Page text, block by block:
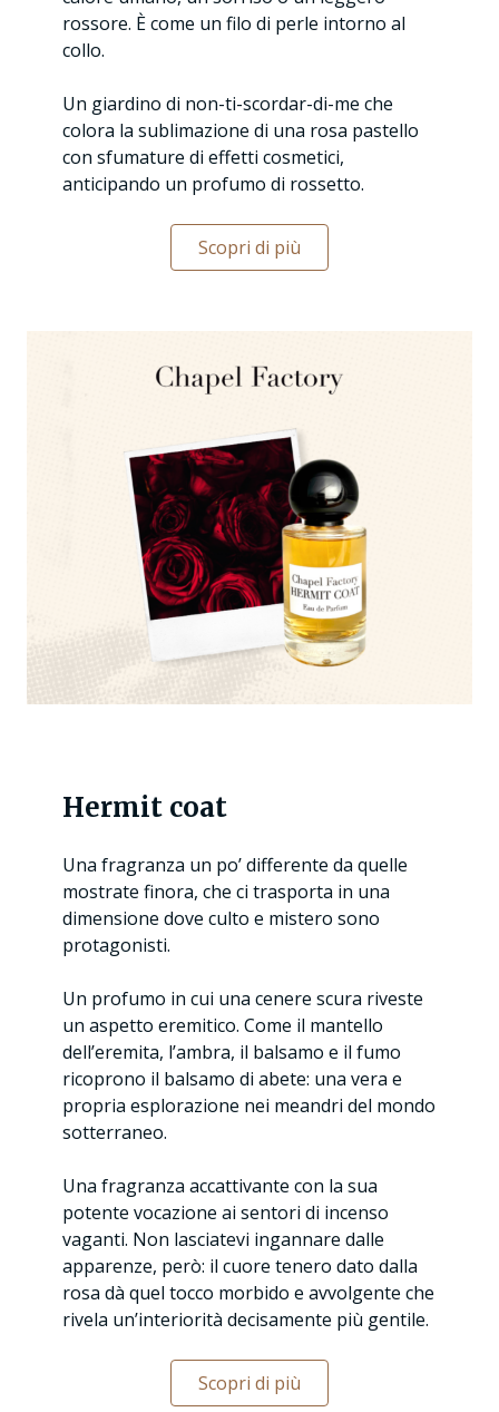
rossore. È come un filo di perle intorno al
collo.
Un giardino di non-ti-scordar-di-me che
colora la sublimazione di una rosa pastello
con sfumature di effetti cosmetici,
anticipando un profumo di rossetto.
Scopri di più
Hermit coat
Una fragranza un po’ differente da quelle
mostrate finora, che ci trasporta in una
dimensione dove culto e mistero sono
protagonisti.
Un profumo in cui una cenere scura riveste
un aspetto eremitico. Come il mantello
dell’eremita, l’ambra, il balsamo e il fumo
ricoprono il balsamo di abete: una vera e
propria esplorazione nei meandri del mondo
sotterraneo.
Una fragranza accattivante con la sua
potente vocazione ai sentori di incenso
vaganti. Non lasciatevi ingannare dalle
apparenze, però: il cuore tenero dato dalla
rosa dà quel tocco morbido e avvolgente che
rivela un’interiorità decisamente più gentile.
Scopri di più